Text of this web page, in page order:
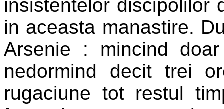
insistentelor discipolilor
in aceasta manastire.
Arsenie : mincind
nedormind decit trei
rugaciune tot restul